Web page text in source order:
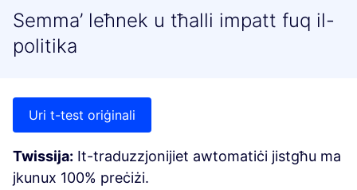
Semma’ leħnek u tħalli impatt fuq il-
politika
Uri t-test oriġinali
Twissija: It-traduzzjonijiet awtomatiċi jistgħu ma
jkunux 100% preċiżi.